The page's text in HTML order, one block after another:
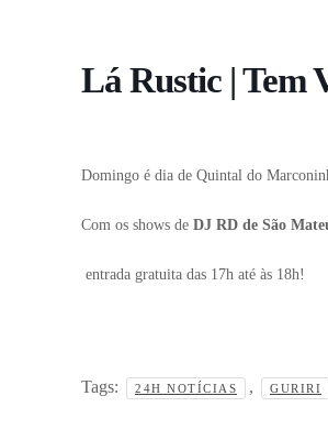
Lá Rustic | Tem
Domingo é dia de Quintal do
Com os shows de DJ RD de São
entrada gratuita das 17h até às 18h!
Tags: 24H NOTÍCIAS , GURIRI